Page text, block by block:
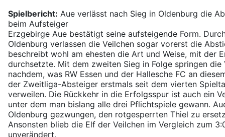
Spielbericht: Aue verlässt nach Sieg in Oldenburg die
beim Aufsteiger
Erzgebirge Aue bestätigt seine aufsteigende Form.
Oldenburg verlassen die Veilchen sogar vorerst die
beschreibt wohl am ehesten die Art und Weise, mit der
durchsetzte. Mit dem zweiten Sieg in Folge springen die
nachdem, was RW Essen und der Hallesche FC an
der Zweitliga-Absteiger erstmals seit dem vierten
verweilen. Die Rückkehr in die Erfolgsspur ist auch ein
unter dem man bislang alle drei Pflichtspiele gewann.
Oldenburg gezwungen, den rotgesperrten Thiel zu
Ansonsten blieb die Elf der Veilchen im Vergleich zum
unverändert.